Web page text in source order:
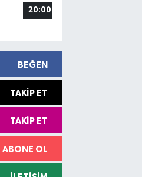
20:00
BEĞEN
TAKIP ET
TAKIP ET
ABONE OL